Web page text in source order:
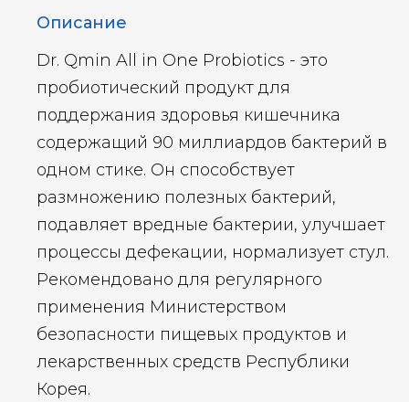
Описание
Dr. Qmin All in One Probiotics - это
пробиотический продукт для
поддержания здоровья кишечника
содержащий 90 миллиардов бактерий в
одном стике. Он способствует
размножению полезных бактерий,
подавляет вредные бактерии, улучшает
процессы дефекации, нормализует стул.
Рекомендовано для регулярного
применения Министерством
безопасности пищевых продуктов и
лекарственных средств Республики
Корея.